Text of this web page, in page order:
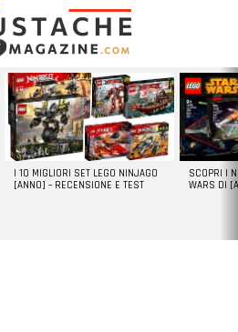
I 10 MIGLIORI SET LEGO NINJAGO
[ANNO] – RECENSIONE E TEST
SCOPRI I
WARS DI